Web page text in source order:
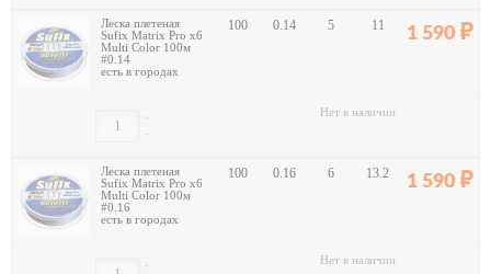
Леска плетеная
Sufix Matrix Pro x6
Multi Color 100м
#0.14
есть в городах
100 0.14 5 11 1 590
-
+ Нет в наличии
Леска плетеная
Sufix Matrix Pro x6
Multi Color 100м
#0.16
есть в городах
100 0.16 6 13.2 1 590
+ Нет в наличии